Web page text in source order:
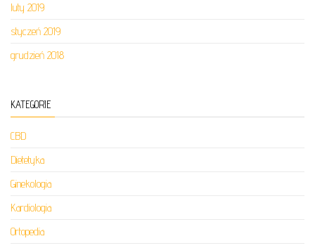
luty 2019
styczeń 2019
grudzień 2018
KATEGORIE
CBD
Dietetyka
Ginekologia
Kardiologia
Ortopedia